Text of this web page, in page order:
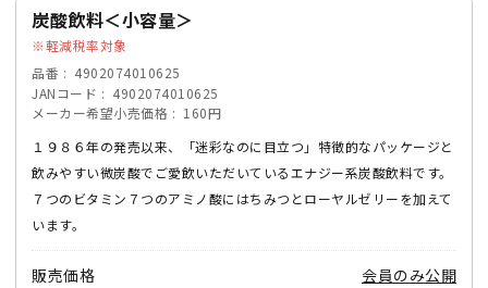
炭酸飲料＜小容量＞
軽減税率対象
品番
4902074010625
JANコード
4902074010625
メーカー希望小売価格
160円
１９８６年の発売以来、「迷彩なのに目立つ」特徴的なパッケージと
飲みやすい微炭酸でご愛飲いただいているエナジー系炭酸飲料です。
７つのビタミン７つのアミノ酸にはちみつとローヤルゼリーを加えて
います。
販売価格 会員のみ公開